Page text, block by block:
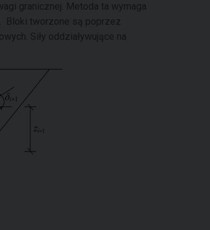
granicznej. Metoda ta wymaga
Bloki tworzone są poprzez
Siły oddziaływujące na